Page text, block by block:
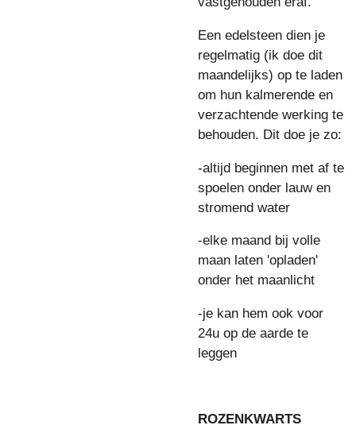
Een edelsteen dien je
regelmatig (ik doe dit
maandelijks) op te laden
om hun kalmerende en
verzachtende werking te
behouden. Dit doe je zo:
-altijd beginnen met af te
spoelen onder lauw en
stromend water
-elke maand bij volle
maan laten 'opladen'
onder het maanlicht
-je kan hem ook voor
24u op de aarde te
leggen
ROZENKWARTS